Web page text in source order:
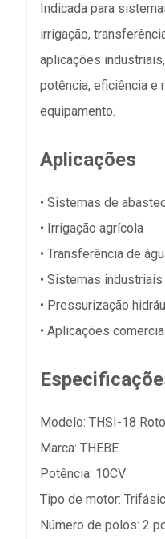
Indicada para
irrigação,
aplicações
potência, eficiência e
equipamento.
Aplicações
• Sistemas de
• Irrigação agrícola
• Transferência de
• Sistemas industriais
• Pressurização
• Aplicações
Modelo: THSI-18
Marca: THEBE
Potência: 10CV
Tipo de motor:
Número de polos: 2